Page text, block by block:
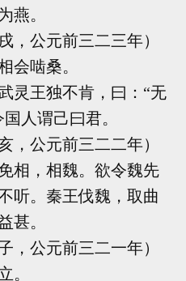
燕。
公元前三二三年）
啮桑。
王独不肯，曰：“无
人谓己曰君。
公元前三二二年）
，相魏。欲令魏先
听。秦王伐魏，取曲
甚。
公元前三二一年）
。